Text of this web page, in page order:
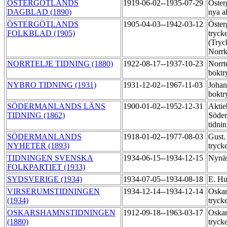
ÖSTERGÖTLANDS
DAGBLAD (1890)
1919-06-02--1935-07-29
nya
ÖSTERGÖTLANDS
FOLKBLAD (1905)
1905-04-03--1942-03-12
NORRTELJE TIDNING (1880)
1922-08-17--1937-10-23
NYBRO TIDNING (1931)
1931-12-02--1967-11-03
SÖDERMANLANDS LÄNS
TIDNING (1862)
1900-01-02--1952-12-31
SÖDERMANLANDS
NYHETER (1893)
1918-01-02--1977-08-03 Gust.
TIDNINGEN SVENSKA
FOLKPARTIET (1933)
1934-06-15--1934-12-15
SYDSVERIGE (1934) 1934-07-05--1934-08-18 E.
VIRSERUMSTIDNINGEN
(1934)
1934-12-14--1934-12-14
OSKARSHAMNSTIDNINGEN
(1880)
1912-09-18--1963-03-17